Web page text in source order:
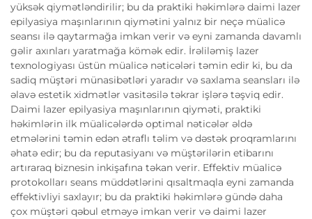
yüksək qiymətləndirilir; bu da praktiki həkimlərə daimi lazer
epilyasiya maşınlarının qiymətini yalnız bir neçə müalicə
seansı ilə qaytarmağa imkan verir və eyni zamanda davamlı
gəlir axınları yaratmağa kömək edir. İrəliləmiş lazer
texnologiyası üstün müalicə nəticələri təmin edir ki, bu da
sadiq müştəri münasibətləri yaradır və saxlama seansları ilə
əlavə estetik xidmətlər vasitəsilə təkrar işlərə təşviq edir.
Daimi lazer epilyasiya maşınlarının qiyməti, praktiki
həkimlərin ilk müalicələrdə optimal nəticələr əldə
etmələrini təmin edən ətraflı təlim və dəstək proqramlarını
əhatə edir; bu da reputasiyanı və müştərilərin etibarını
artıraraq biznesin inkişafına təkan verir. Effektiv müalicə
protokolları seans müddətlərini qısaltmaqla eyni zamanda
effektivliyi saxlayır; bu da praktiki həkimlərə gündə daha
çox müştəri qəbul etməyə imkan verir və daimi lazer